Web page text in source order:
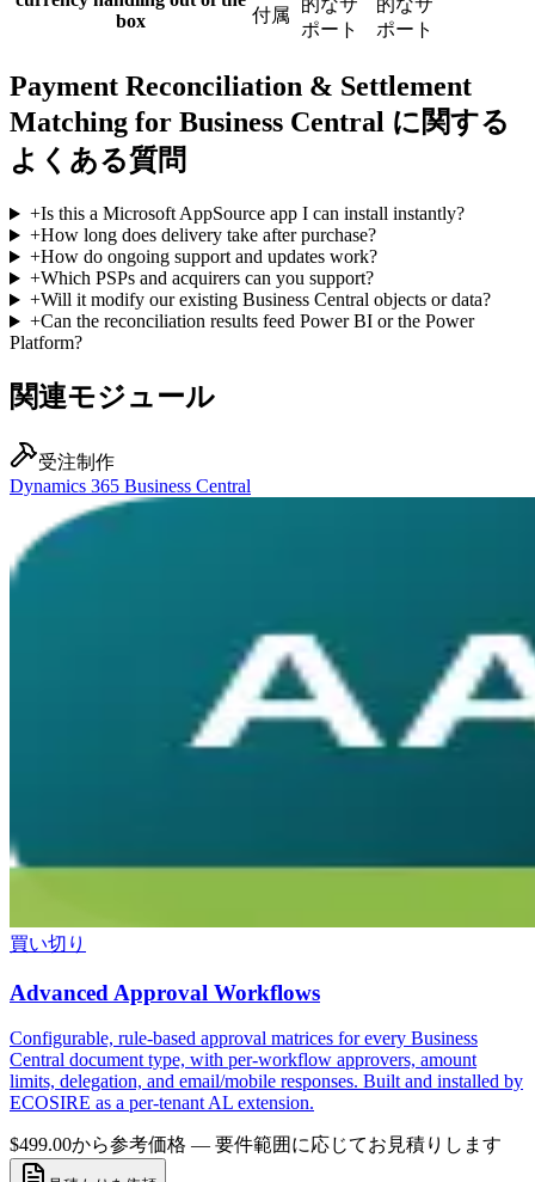
box
付属
的なサ
ポート
的なサ
ポート
Payment Reconciliation & Settlement
Matching for Business Central に関する
よくある質問
+Is this a Microsoft AppSource app I can install instantly?
+How long does delivery take after purchase?
+How do ongoing support and updates work?
+Which PSPs and acquirers can you support?
+Will it modify our existing Business Central objects or data?
+Can the reconciliation results feed Power BI or the Power
Platform?
関連モジュール
受注制作
Dynamics 365 Business Central
買い切り
Advanced Approval Workflows
Configurable, rule-based approval matrices for every Business
Central document type, with per-workflow approvers, amount
limits, delegation, and email/mobile responses. Built and installed by
ECOSIRE as a per-tenant AL extension.
$499.00から参考価格 — 要件範囲に応じてお見積りします